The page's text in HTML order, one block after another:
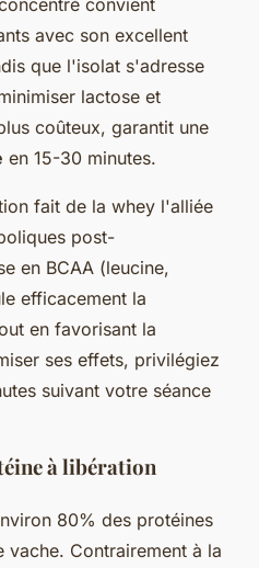
avec son excellent
que l'isolat s'adresse
lactose et
coûteux, garantit une
en 15-30 minutes.
fait de la whey l'alliée
post-
en BCAA (leucine,
efficacement la
en favorisant la
ses effets, privilégiez
suivant votre séance
à libération
80% des protéines
vache. Contrairement à la